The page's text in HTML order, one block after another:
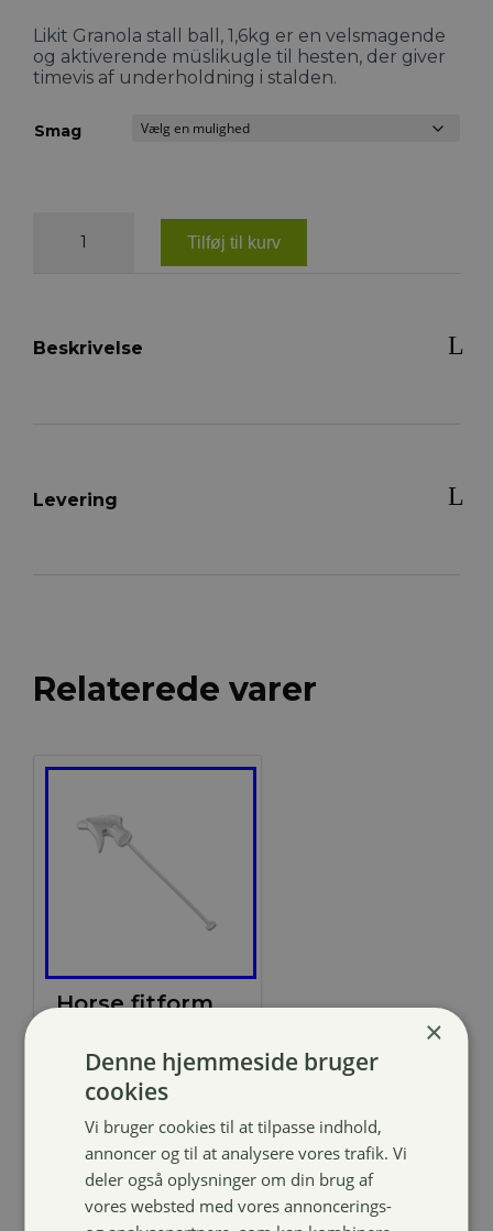
pris
var:
pris
er:
Likit Granola stall ball, 1,6kg er en velsmagende
og aktiverende müslikugle til hesten, der giver
timevis af underholdning i stalden.
Smag
Granola
Tilføj til kurv
Beskrivelse
Levering
Relaterede varer
Horse fitform
26,00kr.
×
Denne hjemmeside bruger
cookies
Vi bruger cookies til at tilpasse indhold,
annoncer og til at analysere vores trafik. Vi
deler også oplysninger om din brug af
vores websted med vores annoncerings-